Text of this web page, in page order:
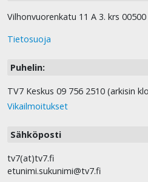
Vilhonvuorenkatu 11 A 3. krs 00500
Tietosuoja
Puhelin:
TV7 Keskus 09 756 2510 (arkisin
Vikailmoitukset
Sähköposti
tv7(at)tv7.fi
etunimi.sukunimi@tv7.fi